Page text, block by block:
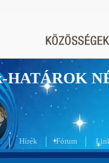
HATÁROK
Hírek Fórum